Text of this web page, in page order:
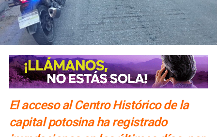
El acceso al Centro Histórico de la
capital potosina ha registrado